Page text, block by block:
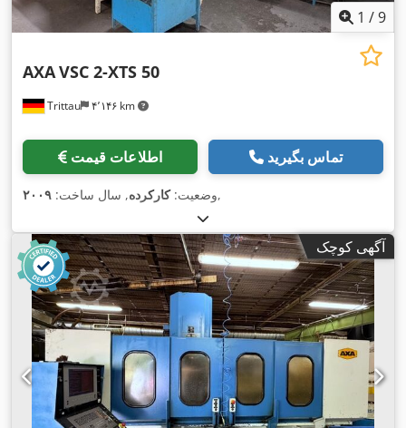
1 /9
Trittau ۴٬۱۴۶ km
AXAVSC 2-XTS 50
اطلاعات قیمت تماس بگیرید
وضعیت:کارکرده, سال ساخت: ۲۰۰۹ ,
آگهی کوچک